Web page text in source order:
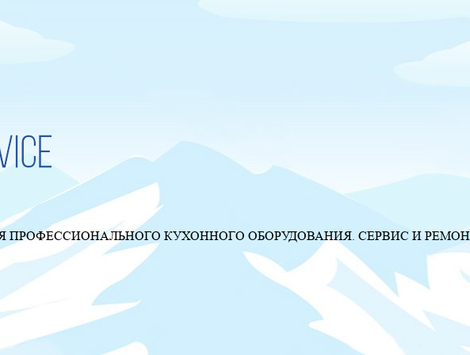
КУХОННОГО ОБОРУДОВАНИЯ. СЕРВИС И